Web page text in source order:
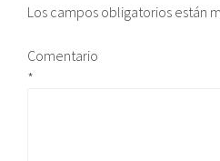
Los campos obligatorios están
Comentario
*